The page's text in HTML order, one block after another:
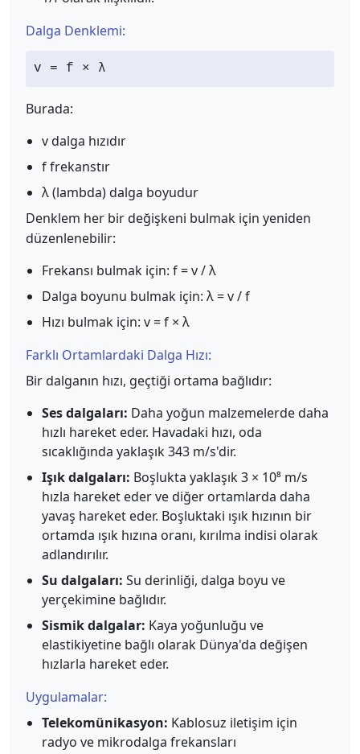
Dalga Denklemi:
v = f × λ
Burada:
v dalga hızıdır
f frekanstır
λ (lambda) dalga boyudur
Denklem her bir değişkeni bulmak için yeniden
düzenlenebilir:
Frekansı bulmak için: f = v / λ
Dalga boyunu bulmak için: λ = v / f
Hızı bulmak için: v = f × λ
Farklı Ortamlardaki Dalga Hızı:
Bir dalganın hızı, geçtiği ortama bağlıdır:
Ses dalgaları: Daha yoğun malzemelerde daha
hızlı hareket eder. Havadaki hızı, oda
sıcaklığında yaklaşık 343 m/s'dir.
Işık dalgaları: Boşlukta yaklaşık 3 × 10⁸ m/s
hızla hareket eder ve diğer ortamlarda daha
yavaş hareket eder. Boşluktaki ışık hızının bir
ortamda ışık hızına oranı, kırılma indisi olarak
adlandırılır.
Su dalgaları: Su derinliği, dalga boyu ve
yerçekimine bağlıdır.
Sismik dalgalar: Kaya yoğunluğu ve
elastikiyetine bağlı olarak Dünya'da değişen
hızlarla hareket eder.
Uygulamalar:
Telekomünikasyon: Kablosuz iletişim için
radyo ve mikrodalga frekansları